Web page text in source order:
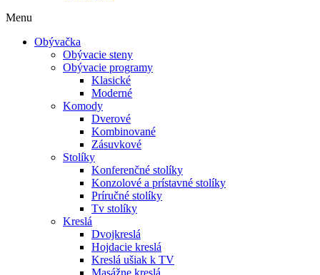
Menu
Obývačka
Obývacie steny
Obývacie programy
Klasické
Moderné
Komody
Dverové
Kombinované
Zásuvkové
Stolíky
Konferenčné stolíky
Konzolové a prístavné stolíky
Príručné stolíky
Tv stolíky
Kreslá
Dvojkreslá
Hojdacie kreslá
Kreslá ušiak k TV
Masážne kreslá